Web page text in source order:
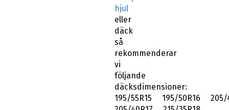
hjul
eller
däck
så
rekommenderar
vi
följande
däcksdimensioner:
195/55R15 195/50R16 205/